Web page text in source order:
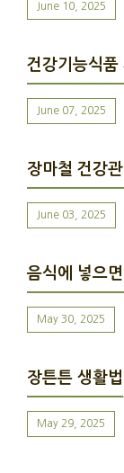
June 10, 2025
건강기능식품
June 07, 2025
장마철 건강
June 03, 2025
음식에 넣으
May 30, 2025
장튼튼 생활법
May 29, 2025